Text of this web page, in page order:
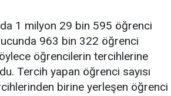
1 milyon 29 bin 595 öğrenci
963 bin 322 öğrenci
öğrencilerin tercihlerine
Tercih yapan öğrenci sayısı
birine yerleşen öğrenci